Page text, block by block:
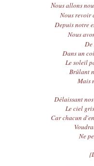
Nous allons
Nous revoir
Depuis notre
Nous
De
Dans un
Le soleil
Brûlant
Mais
Délaissant
Le ciel
Car chacun
Ne